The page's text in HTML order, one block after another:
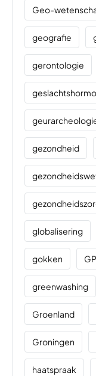
Geo-
geografie
gerontologie
gezondheid
globalisering
gokken
greenwashing
Groenland
Groningen
haatspraak